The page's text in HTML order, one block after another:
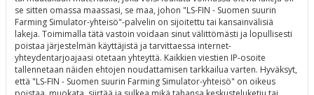
se sitten omassa maassasi, se maa, johon "LS-FIN - Suomen suurin
Farming Simulator-yhteisö"-palvelin on sijoitettu tai kansainvälisiä
lakeja. Toimimalla tätä vastoin voidaan sinut välittömästi ja lopullisesti
poistaa järjestelmän käyttäjistä ja tarvittaessa internet-
yhteydentarjoajaasi otetaan yhteyttä. Kaikkien viestien IP-osoite
tallennetaan näiden ehtojen noudattamisen tarkkailua varten. Hyväksyt,
että "LS-FIN - Suomen suurin Farming Simulator-yhteisö" on oikeus